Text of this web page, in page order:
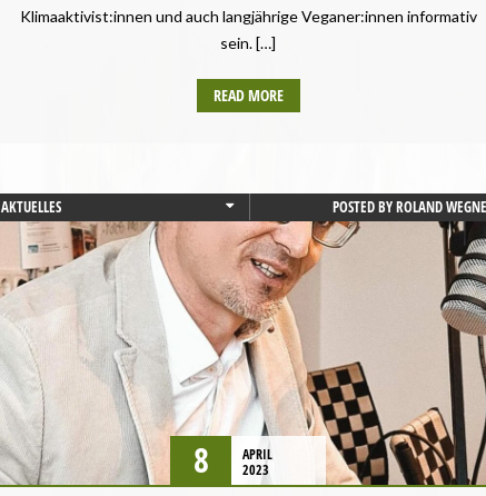
Klimaaktivist:innen und auch langjährige Veganer:innen informativ
sein. […]
READ MORE
AKTUELLES
BAYERN
CHANCENGLEICHHEIT
DEMOKRATIE UND RECHTSSTAATLICHKEIT
GESUNDHEIT
LANDTAGSWAHL
LANDWIRTSCHAFT
MENSCHENRECHTE
PRESSEMITTEILUNG
REZEPTE
STARTSEITE
POSTED BYROLAND
8
APRIL
2023